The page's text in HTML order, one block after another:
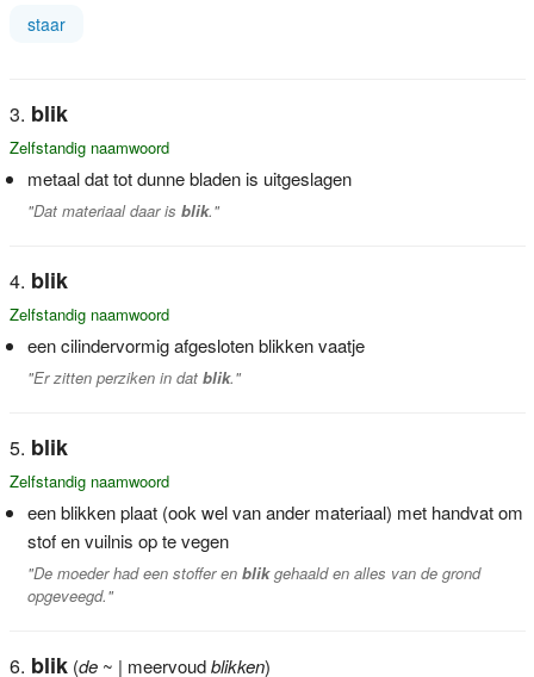
staar
blik
Zelfstandig naamwoord
metaal dat tot dunne bladen is uitgeslagen
"Dat materiaal daar is blik."
blik
Zelfstandig naamwoord
een cilindervormig afgesloten blikken vaatje
"Er zitten perziken in dat blik."
blik
Zelfstandig naamwoord
een blikken plaat (ook wel van ander materiaal) met handvat om
stof en vuilnis op te vegen
"De moeder had een stoffer en blikgehaald en alles van de grond
opgeveegd."
blik(de~ | meervoudblikken)